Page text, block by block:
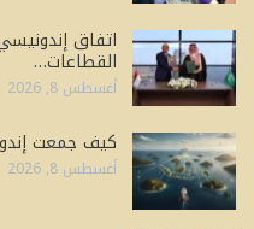
اتفاق
القطاعات…
أغسطس 8, 2026
كيف جمعت
أغسطس 8, 2026